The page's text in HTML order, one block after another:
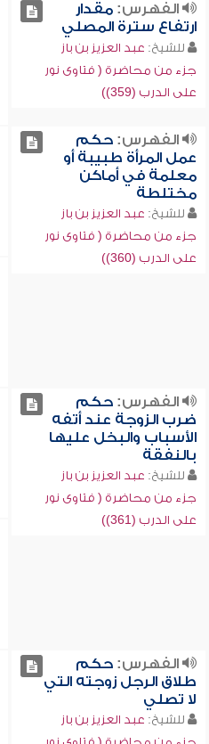
الفهرس:مقدار
ارتفاع سترة المصلي
للشيخ: عبد العزيز بن باز
جزء من محاضرة ( فتاوى نور
على الدرب (359))
الفهرس:حكم
عمل المرأة طبيبة أو
معلمة في أماكن
مختلطة
للشيخ: عبد العزيز بن باز
جزء من محاضرة ( فتاوى نور
على الدرب (360))
الفهرس:حكم
ضرب الزوجة عند أتفه
الأسباب والبخل عليها
بالنفقة
للشيخ: عبد العزيز بن باز
جزء من محاضرة ( فتاوى نور
على الدرب (361))
الفهرس:حكم
طلاق الرجل زوجته التي
لا تصلي
للشيخ: عبد العزيز بن باز